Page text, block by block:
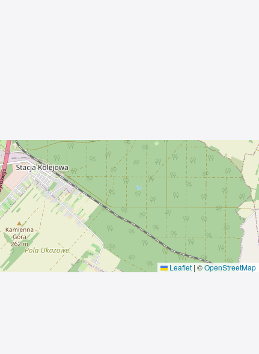
Leaflet | ©OpenStreetMap